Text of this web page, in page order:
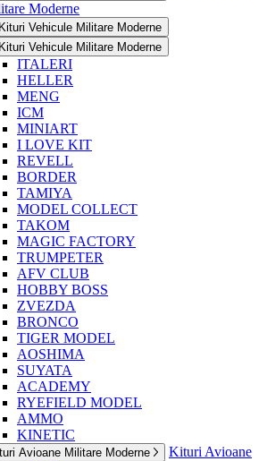
Moderne
Kituri Vehicule Militare Moderne
Kituri Vehicule Militare Moderne
ITALERI
HELLER
MENG
ICM
MINIART
I LOVE KIT
REVELL
BORDER
TAMIYA
MODEL COLLECT
TAKOM
MAGIC FACTORY
TRUMPETER
AFV CLUB
HOBBY BOSS
ZVEZDA
BRONCO
TIGER MODEL
AOSHIMA
SUYATA
ACADEMY
RYEFIELD MODEL
AMMO
KINETIC
Avioane Militare Moderne
Kituri Avioane